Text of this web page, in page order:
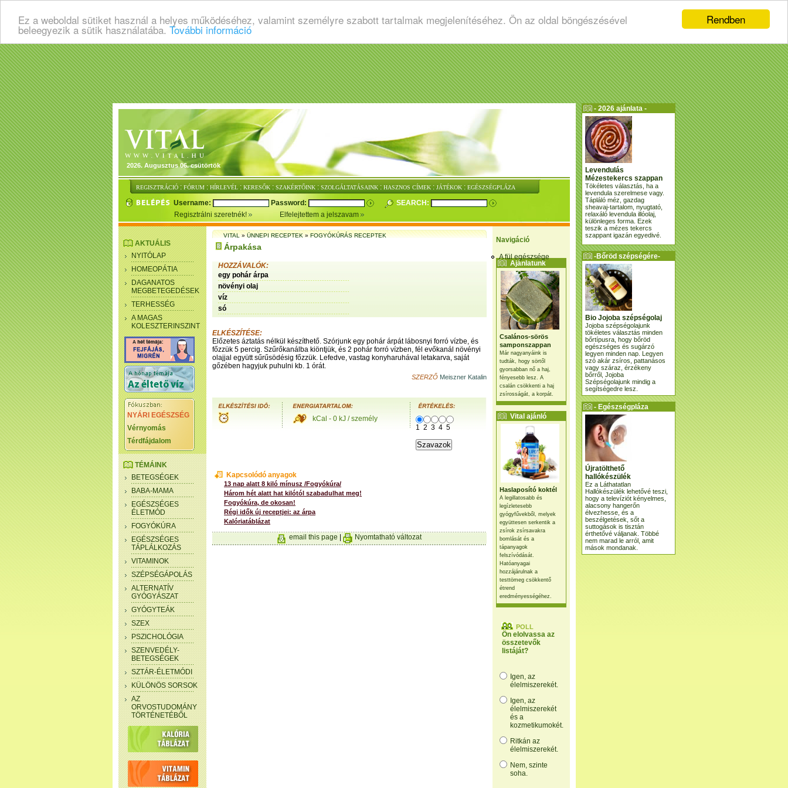
Rendben
Ez a weboldal sütiket használ a helyes működéséhez, valamint személyre szabott tartalmak megjelenítéséhez. Ön az oldal böngészésével
beleegyezik a sütik használatába. További információ
2026. Augusztus 06. csütörtök
REGISZTRÁCIÓ : FÓRUM : HÍRLEVÉL : KERESŐK : SZAKÉRTŐINK : SZOLGÁLTATÁSAINK : HASZNOS CÍMEK : JÁTÉKOK : EGÉSZSÉGPLÁZA
Username: Password:
SEARCH:
Regisztrálni szeretnék!
Elfelejtettem a jelszavam
Navigáció
A fül egészsége
Ajánlatunk
Csalános-sörös
samponszappan
Már nagyanyáink is
tudták, hogy sörtől
gyorsabban nő a haj,
fényesebb lesz. A
csalán csökkenti a haj
zsírosságát, a korpát.
Vital ajánló
Haslaposító koktél
A legillatosabb és
legízletesebb
gyógyfűvekből, melyek
együttesen serkentik a
zsírok zsírsavakra
bomlását és a
tápanyagok
felszívódását.
Hatóanyagai
hozzájárulnak a
testtömeg csökkentő
étrend
eredményességéhez.
POLL
Ön elolvassa az
összetevők
listáját?
Igen, az
élelmiszerekét.
Igen, az
élelmiszerekét
és a
kozmetikumokét.
Ritkán az
élelmiszerekét.
Nem, szinte
soha.
AKTUÁLIS
NYITÓLAP
HOMEOPÁTIA
DAGANATOS
MEGBETEGEDÉSEK
TERHESSÉG
A MAGAS
KOLESZTERINSZINT
NYÁRI EGÉSZSÉG
Vérnyomás
Térdfájdalom
TÉMÁINK
BETEGSÉGEK
BABA-MAMA
EGÉSZSÉGES
ÉLETMÓD
FOGYÓKÚRA
EGÉSZSÉGES
TÁPLÁLKOZÁS
VITAMINOK
SZÉPSÉGÁPOLÁS
ALTERNATÍV
GYÓGYÁSZAT
GYÓGYTEÁK
SZEX
PSZICHOLÓGIA
SZENVEDÉLY-
BETEGSÉGEK
SZTÁR-ÉLETMÓDI
KÜLÖNÖS SORSOK
AZ
ORVOSTUDOMÁNY
TÖRTÉNETÉBŐL
VITAL»ÜNNEPI RECEPTEK»FOGYÓKÚRÁS RECEPTEK
Árpakása
HOZZÁVALÓK:
egy pohár árpa
növényi olaj
víz
só
ELKÉSZÍTÉSE:
Előzetes áztatás nélkül készíthető. Szórjunk egy pohár árpát lábosnyi forró vízbe, és
főzzük 5 percig. Szűrőkanálba kiöntjük, és 2 pohár forró vízben, fél evőkanál növényi
olajjal együtt sűrűsödésig főzzük. Lefedve, vastag konyharuhával letakarva, saját
gőzében hagyjuk puhulni kb. 1 órát.
SZERZŐ Meiszner Katalin
kCal - 0 kJ / személy
1 2 3 4 5
Kapcsolódó anyagok
13 nap alatt 8 kiló mínusz /Fogyókúra/
Három hét alatt hat kilótól szabadulhat meg!
Fogyókúra, de okosan!
Régi idők új receptjei: az árpa
Kalóriatáblázat
email this page Nyomtatható változat
- 2026 ajánlata -
Levendulás
Mézestekercs szappan
Tökéletes választás, ha a
levendula szerelmese vagy.
Tápláló méz, gazdag
sheavaj-tartalom, nyugtató,
relaxáló levendula illóolaj,
különleges forma. Ezek
teszik a mézes tekercs
szappant igazán egyedivé.
-Bőröd szépségére-
Bio Jojoba szépségolaj
Jojoba szépségolajunk
tökéletes választás minden
bőrtípusra, hogy bőröd
egészséges és sugárzó
legyen minden nap. Legyen
szó akár zsíros, pattanásos
vagy száraz, érzékeny
bőrről, Jojoba
Szépségolajunk mindig a
segítségedre lesz.
- Egészségpláza
ajánlatunk -
Újratölthető
hallókészülék
Ez a Láthatatlan
Hallókészülék lehetővé teszi,
hogy a televíziót kényelmes,
alacsony hangerőn
élvezhesse, és a
beszélgetések, sőt a
suttogások is tisztán
érthetővé váljanak. Többé
nem marad le arról, amit
mások mondanak.